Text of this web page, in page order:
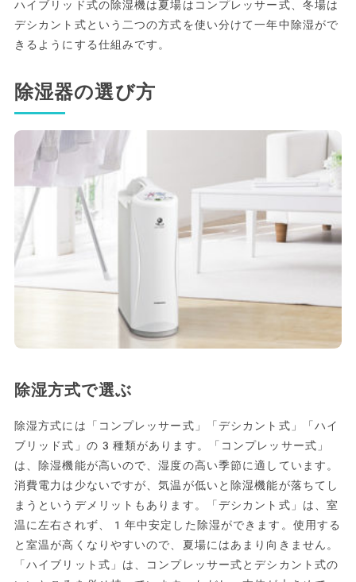
ハイブリッド式の除湿機は夏場はコンプレッサー式、冬場は
デシカント式という二つの方式を使い分けて一年中除湿がで
きるようにする仕組みです。
除湿器の選び方
除湿方式で選ぶ
除湿方式には「コンプレッサー式」「デシカント式」「ハイ
ブリッド式」の3種類があります。「コンプレッサー式」
は、除湿機能が高いので、湿度の高い季節に適しています。
消費電力は少ないですが、気温が低いと除湿機能が落ちてし
まうというデメリットもあります。「デシカント式」は、室
温に左右されず、1年中安定した除湿ができます。使用する
と室温が高くなりやすいので、夏場にはあまり向きません。
「ハイブリット式」は、コンプレッサー式とデシカント式の